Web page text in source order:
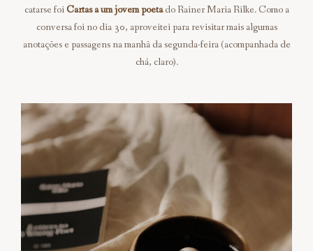
catarse foiCartas a um jovem poetado Rainer Maria Rilke. Como a
conversa foi no dia 30, aproveitei para revisitar mais algumas
anotações e passagens na manhã da segunda-feira (acompanhada de
chá, claro).